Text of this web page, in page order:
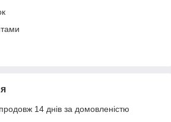
14 днів за домовленістю